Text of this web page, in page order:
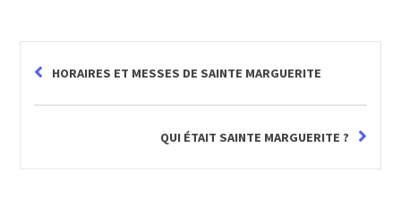
HORAIRES ET MESSES DE SAINTE MARGUERITE
QUI ÉTAIT SAINTE MARGUERITE ?